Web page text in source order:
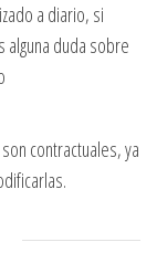
a diario, si
alguna duda sobre
contractuales, ya